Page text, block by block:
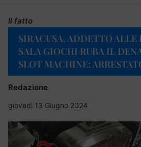
Il fatto
SIRACUSA, ADDETTO
SALA GIOCHI RUBA IL
SLOT MACHINE:
Redazione
giovedì 13 Giugno 2024